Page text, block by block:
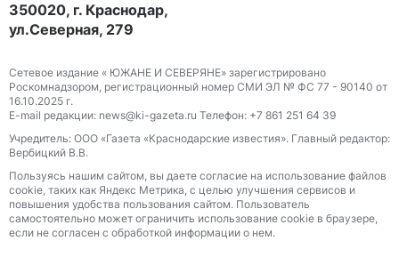
350020, г. Краснодар,
ул.Северная, 279
Сетевое издание « ЮЖАНЕ И СЕВЕРЯНЕ» зарегистрировано
Роскомнадзором, регистрационный номер СМИ ЭЛ № ФС 77 - 90140 от
16.10.2025 г.
E-mail редакции: news@ki-gazeta.ru Телефон: +7 861 251 64 39
Учредитель: ООО «Газета «Краснодарские известия». Главный редактор:
Вербицкий В.В.
Пользуясь нашим сайтом, вы даете согласие на использование файлов
сооkіе, таких как Яндекс Метрика, с целью улучшения сервисов и
повышения удобства пользования сайтом. Пользователь
самостоятельно может ограничить использование сооkіе в браузере,
если не согласен с обработкой информации о нем.